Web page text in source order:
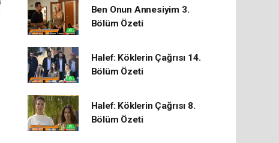
Ben Onun Annesiyim 3.
Bölüm Özeti
Halef: Köklerin Çağrısı 14.
Bölüm Özeti
Halef: Köklerin Çağrısı 8.
Bölüm Özeti